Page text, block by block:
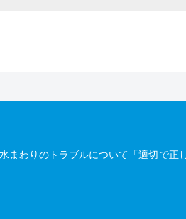
わりのトラブルについて「適切で正